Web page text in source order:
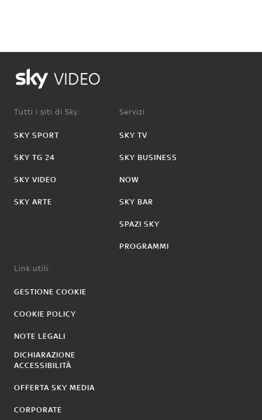
VIDEO
Tutti i siti di Sky:
SKY SPORT
SKY TG 24
SKY VIDEO
SKY ARTE
Servizi:
SKY TV
SKY BUSINESS
NOW
SKY BAR
SPAZI SKY
PROGRAMMI
Link utili:
GESTIONE COOKIE
COOKIE POLICY
NOTE LEGALI
DICHIARAZIONE
ACCESSIBILITÀ
OFFERTA SKY MEDIA
CORPORATE